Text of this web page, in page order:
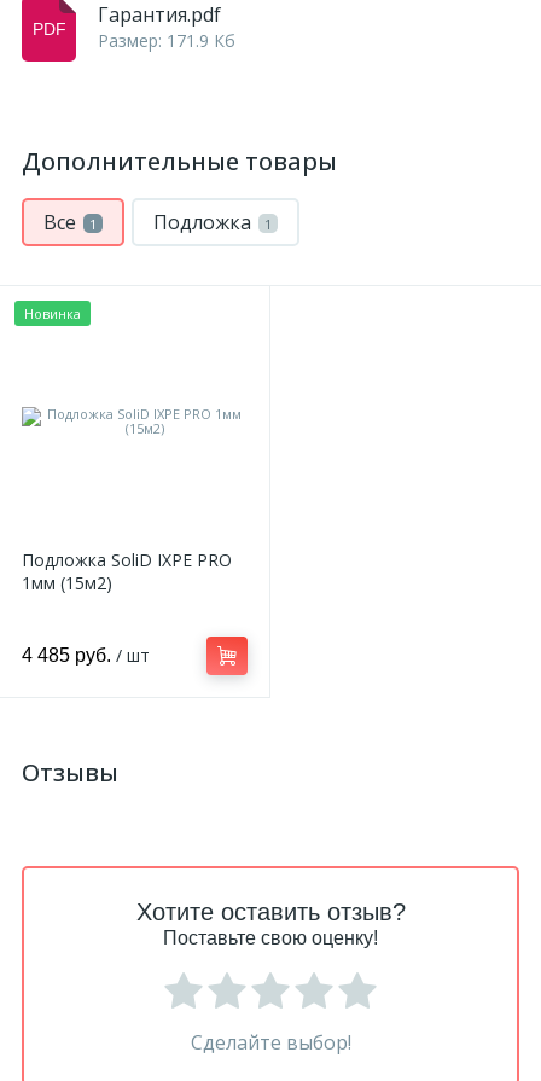
Гарантия.pdf
Размер: 171.9 Кб
Дополнительные товары
Все 1 Подложка 1
Новинка
Подложка SoliD IXPE PRO
1мм (15м2)
4 485 руб. / шт
Отзывы
Хотите оставить отзыв?
Поставьте свою оценку!
Сделайте выбор!